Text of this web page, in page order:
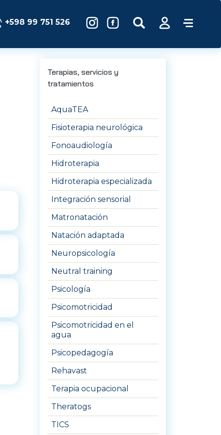
+598 99 751 526
Terapias, servicios y
tratamientos
AquaTEA
Fisioterapia neurológica
Fonoaudiología
Hidroterapia
Hidroterapia especializada
Integración sensorial
Matronatación
Natación adaptada
Neuropsicología
Neutral training
Psicología
Psicomotricidad
Psicomotricidad en el
agua
Psicopedagogía
Rehavast
Terapia ocupacional
Theratogs
TICS